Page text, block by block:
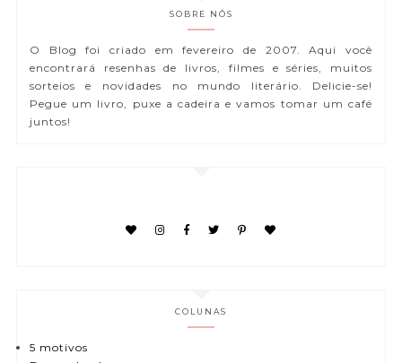
SOBRE NÓS
O Blog foi criado em fevereiro de 2007. Aqui você
encontrará resenhas de livros, filmes e séries, muitos
sorteios e novidades no mundo literário. Delicie-se!
Pegue um livro, puxe a cadeira e vamos tomar um café
juntos!
COLUNAS
5 motivos